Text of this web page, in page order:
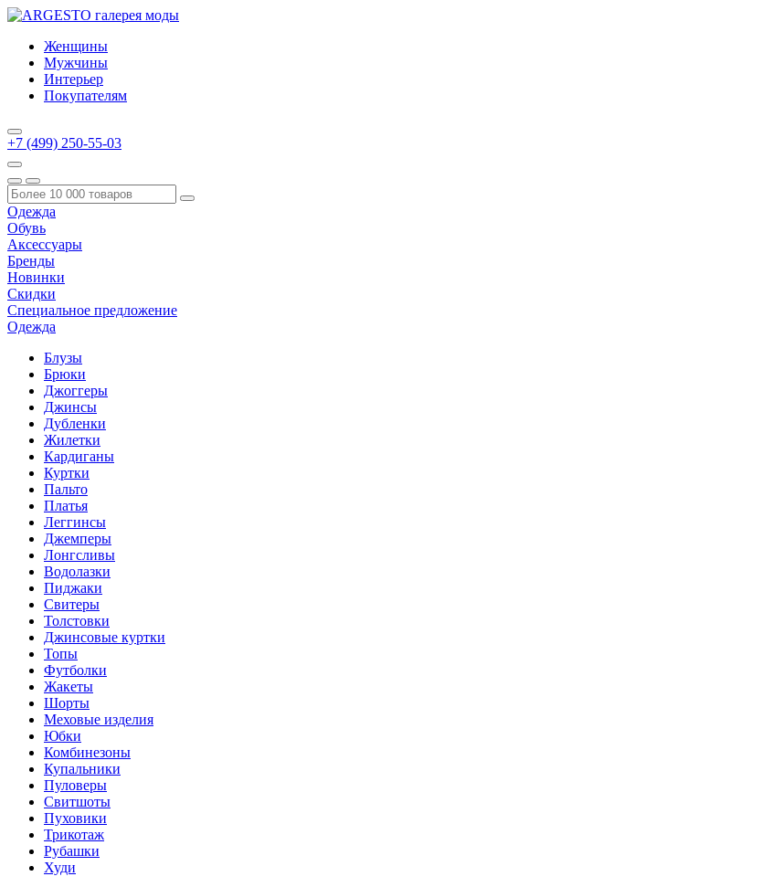
Женщины
Мужчины
Интерьер
Покупателям
+7 (499) 250-55-03
Одежда
Обувь
Аксессуары
Бренды
Новинки
Скидки
Специальное предложение
Одежда
Блузы
Брюки
Джоггеры
Джинсы
Дубленки
Жилетки
Кардиганы
Куртки
Пальто
Платья
Леггинсы
Джемперы
Лонгсливы
Водолазки
Пиджаки
Свитеры
Толстовки
Джинсовые куртки
Топы
Футболки
Жакеты
Шорты
Меховые изделия
Юбки
Комбинезоны
Купальники
Пуловеры
Свитшоты
Пуховики
Трикотаж
Рубашки
Худи